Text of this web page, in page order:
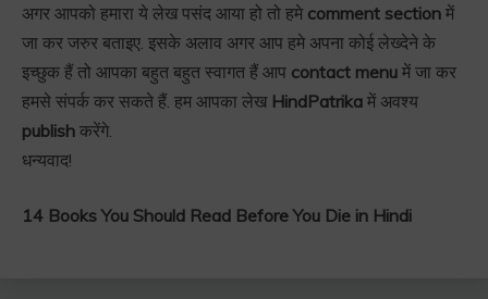
अगर आपको हमारा ये लेख पसंद आया हो तो हमे comment section में
जा कर जरुर बताइए. इसके अलाव अगर आप हमे अपना कोई लेख्देने के
इच्छुक हैं तो आपका बहुत बहुत स्वागत हैं आप contact menu में जा कर
हमसे संपर्क कर सकते हैं. हम आपका लेख HindPatrika में अवश्य
publish करेंगे.
धन्यवाद!
14 Books You Should Read Before You Die in Hindi